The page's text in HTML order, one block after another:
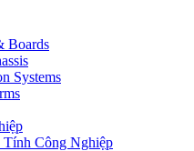
Boards
Systems
Công Nghiệp